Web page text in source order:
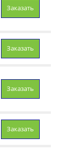
Заказать
Заказать
Заказать
Заказать